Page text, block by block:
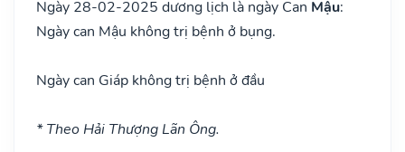
Ngày 28-02-2025 dương lịch là ngày Can Mậu:
Ngày can Mậu không trị bệnh ở bụng.
Ngày can Giáp không trị bệnh ở đầu
* Theo Hải Thượng Lãn Ông.